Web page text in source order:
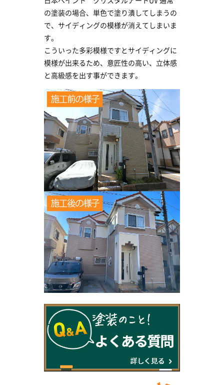
の塗装の場合、単色で塗り潰してしまうの
で、サイディングの模様が消えてしまいま
す。
こういった多彩模様ですとサイディングに
模様が出来るため、意匠性の高い、立体感
と高級感を出す事ができます。